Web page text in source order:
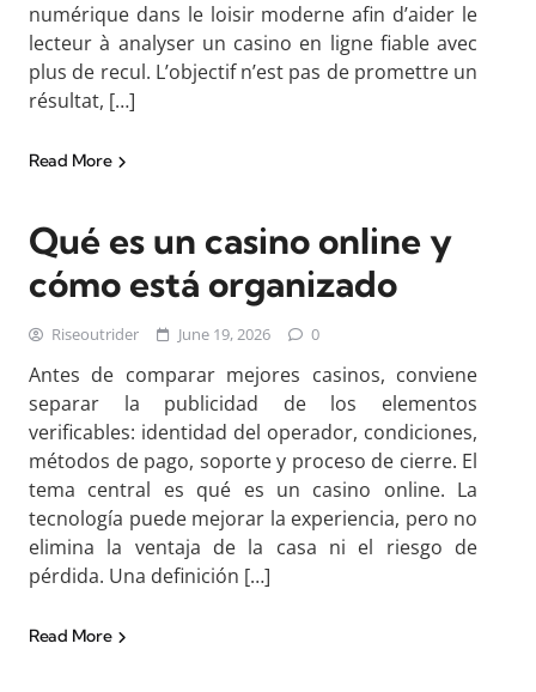
numérique dans le loisir moderne afin d’aider le
lecteur à analyser un casino en ligne fiable avec
plus de recul. L’objectif n’est pas de promettre un
résultat, […]
Read More
Qué es un casino online y
cómo está organizado
Riseoutrider June 19, 2026 0
Antes de comparar mejores casinos, conviene
separar la publicidad de los elementos
verificables: identidad del operador, condiciones,
métodos de pago, soporte y proceso de cierre. El
tema central es qué es un casino online. La
tecnología puede mejorar la experiencia, pero no
elimina la ventaja de la casa ni el riesgo de
pérdida. Una definición […]
Read More